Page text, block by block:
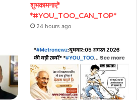
शुभकामनाएं*
*#YOU_TOO_CAN_TOP*
24 hours ago